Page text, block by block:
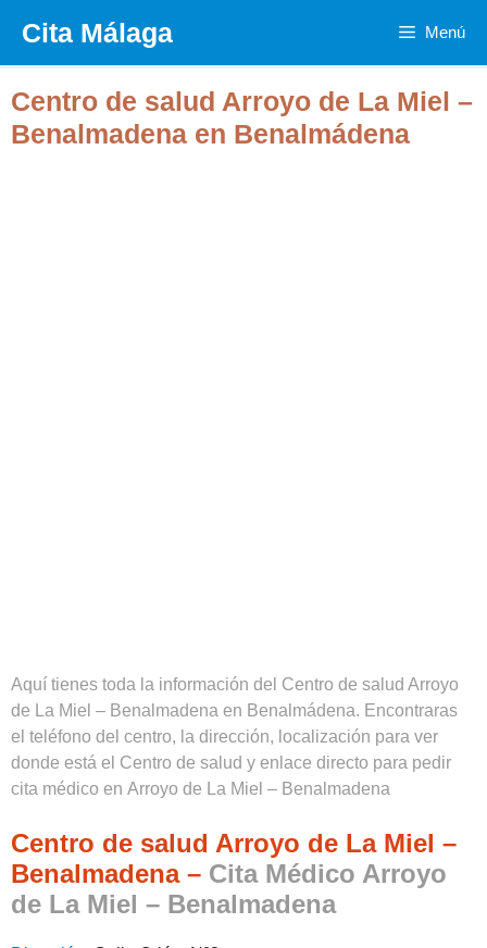
contenido
Cita Málaga Menú
Centro de salud Arroyo de La Miel –
Benalmadena en Benalmádena
Aquí tienes toda la información del Centro de salud Arroyo
de La Miel – Benalmadena en Benalmádena. Encontraras
el teléfono del centro, la dirección, localización para ver
donde está el Centro de salud y enlace directo para pedir
cita médico en Arroyo de La Miel – Benalmadena
Centro de salud Arroyo de La Miel –
Benalmadena – Cita Médico Arroyo
de La Miel – Benalmadena